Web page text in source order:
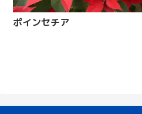
ポインセチア